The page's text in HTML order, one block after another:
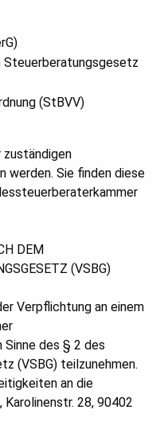
Steuerberatungsgesetz
(StBVV)
zuständigen
werden. Sie finden diese
DEM
(VSBG)
Verpflichtung an einem
des § 2 des
(VSBG) teilzunehmen.
an die
28, 90402